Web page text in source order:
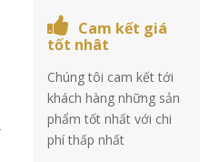
Cam kết giá
tốt nhât
Chúng tôi cam kết tới
khách hàng những sản
phẩm tốt nhất với chi
phí thấp nhất